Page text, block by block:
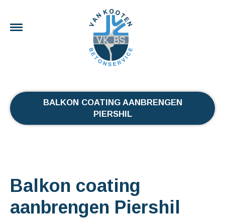
BALKON COATING AANBRENGEN
PIERSHIL
Balkon coating
aanbrengen Piershil